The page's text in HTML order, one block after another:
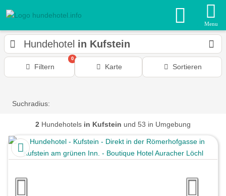
Menu
Hundehotel in Kufstein
Filtern
0
Karte Sortieren
Suchradius:
2 Hundehotels in Kufstein und 53 in Umgebung